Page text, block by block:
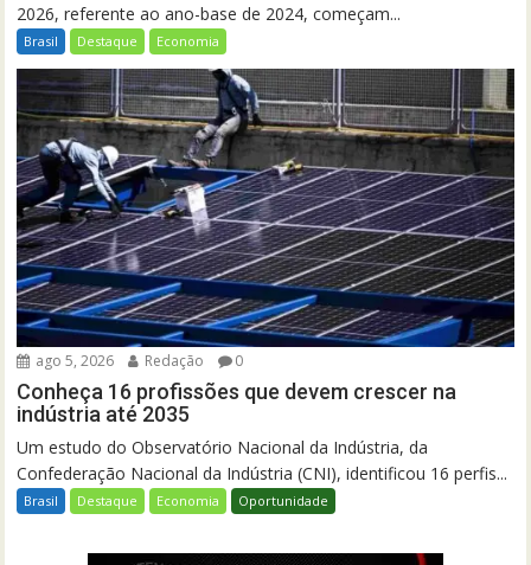
2026, referente ao ano-base de 2024, começam...
Brasil Destaque Economia
ago 5, 2026 Redação 0
Conheça 16 profissões que devem crescer na
indústria até 2035
Um estudo do Observatório Nacional da Indústria, da
Confederação Nacional da Indústria (CNI), identificou 16 perfis...
Brasil Destaque Economia Oportunidade